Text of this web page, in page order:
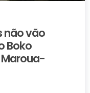
não vão
Boko
Maroua-